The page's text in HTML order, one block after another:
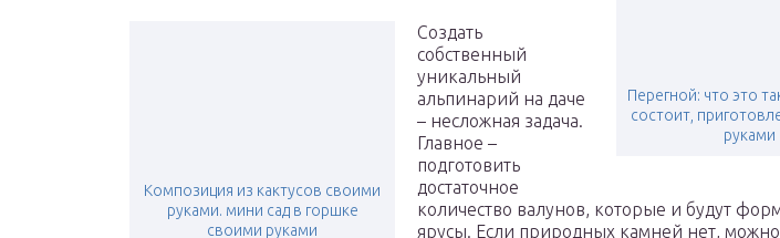
Перегной: что это
состоит,
руками
Композиция из кактусов своими
руками. мини сад в горшке
своими руками
Создать
собственный
уникальный
альпинарий на даче
– несложная задача.
Главное –
подготовить
достаточное
количество валунов, которые и будут
ярусы. Если природных камней нет, можно